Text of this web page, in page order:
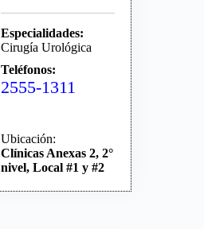
Especialidades:
Cirugía Urológica
Teléfonos:
2555-1311
Ubicación:
Clínicas Anexas 2, 2°
nivel, Local #1 y #2